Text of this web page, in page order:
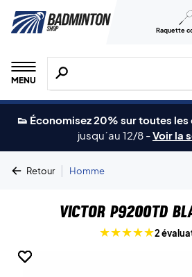
Raquette
MENU
Recherche de produits, de
👟 Économisez 20% sur toutes les
jusqu´au 12/8 -Voir la
Retour | Homme
Victor P9200TD
2